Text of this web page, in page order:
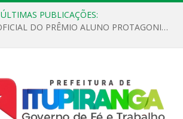
ÚLTIMAS PUBLICAÇÕES:
REGULAMENTO OFICIAL DO PRÊMIO ALUNO PROTAGONISTA – EDIÇÃO 2026